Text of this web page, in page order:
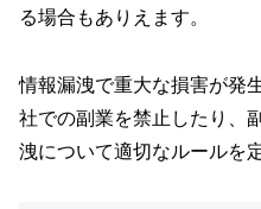
る場合もありえます。
情報漏洩で重大な損害が発
社での副業を禁止したり、
洩について適切なルールを